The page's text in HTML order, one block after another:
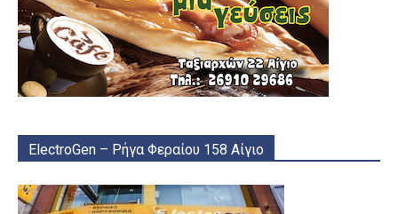
ElectroGen – Ρήγα Φεραίου 158 Αίγιο